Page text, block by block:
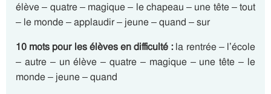
élève – quatre – magique – le chapeau – une tête – tout
– le monde – applaudir – jeune – quand – sur
10 mots pour les élèves en difficulté : la rentrée – l’école
– autre – un élève – quatre – magique – une tête – le
monde – jeune – quand